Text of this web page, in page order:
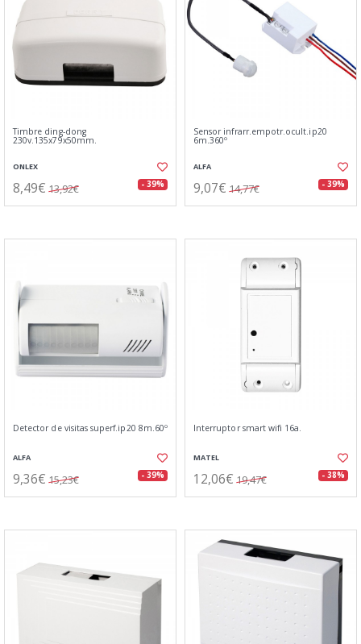
Timbre ding-dong
230v.135x79x50mm.
ONLEX
8,49€ 13,92€ - 39%
Sensor infrarr.empotr.ocult.ip20
6m.360º
ALFA
9,07€ 14,77€ - 39%
Detector de visitas superf.ip20 8m.60º
ALFA
9,36€ 15,23€ - 39%
Interruptor smart wifi 16a.
MATEL
12,06€ 19,47€ - 38%